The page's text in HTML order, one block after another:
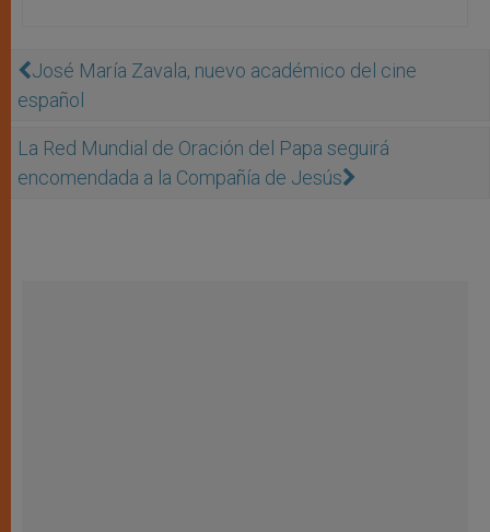
José María Zavala, nuevo académico del cine
español
La Red Mundial de Oración del Papa seguirá
encomendada a la Compañía de Jesús